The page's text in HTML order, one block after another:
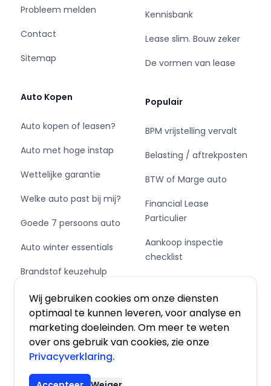
Wij gebruiken cookies om onze diensten
optimaal te kunnen leveren, voor analyse en
marketing doeleinden. Om meer te weten
over ons gebruik van cookies, zie onze
Privacyverklaring.
Probleem melden
Contact
Sitemap
Auto Kopen
Auto kopen of leasen?
Auto met hoge instap
Wettelijke garantie
Welke auto past bij mij?
Goede 7 persoons auto
Auto winter essentials
Brandstof keuzehulp
Schakel of automaat?
Kennisbank
Lease slim. Bouw zeker
De vormen van lease
Populair
BPM vrijstelling vervalt
Belasting / aftrekposten
BTW of Marge auto
Financial Lease
Particulier
Aankoop inspectie
checklist
Private Leasen,
Financieren of Kopen?